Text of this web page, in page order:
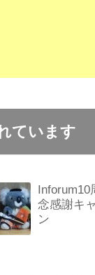
ています
Inforum10
念感謝キ
ン